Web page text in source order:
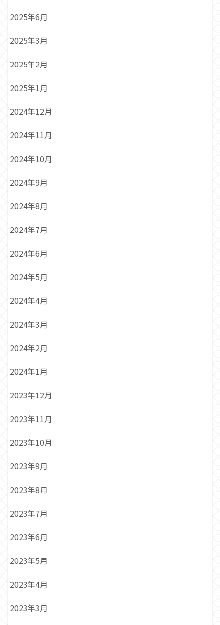
2025年6月
2025年3月
2025年2月
2025年1月
2024年12月
2024年11月
2024年10月
2024年9月
2024年8月
2024年7月
2024年6月
2024年5月
2024年4月
2024年3月
2024年2月
2024年1月
2023年12月
2023年11月
2023年10月
2023年9月
2023年8月
2023年7月
2023年6月
2023年5月
2023年4月
2023年3月